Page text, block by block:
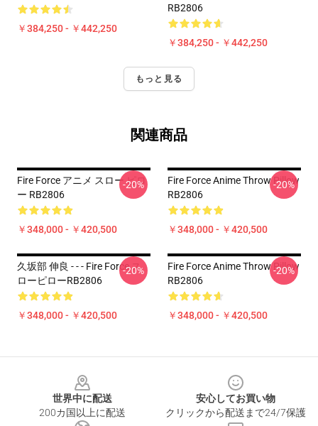
￥384,250 - ￥442,250
RB2806
￥384,250 - ￥442,250
もっと見る
関連商品
Fire Force アニメ スロー ピロ
ー RB2806
￥348,000 - ￥420,500
-20%
Fire Force Anime Throw Pillow
RB2806
￥348,000 - ￥420,500
-20%
久坂部 伸良 - - - Fire Force ス
ローピローRB2806
￥348,000 - ￥420,500
-20%
Fire Force Anime Throw Pillow
RB2806
￥348,000 - ￥420,500
-20%
世界中に配送
200カ国以上に配送
安心してお買い物
クリックから配送まで24/7保護